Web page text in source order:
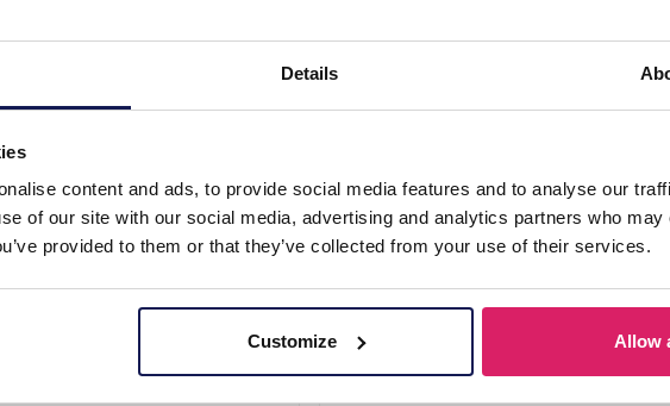
Details
content and ads, to provide social media features and to analyse our
of our site with our social media, advertising and analytics partners who may
provided to them or that they’ve collected from your use of their services.
Customize Allow
12pcs
Login voor prijzen
12pcs
Login voor prijzen